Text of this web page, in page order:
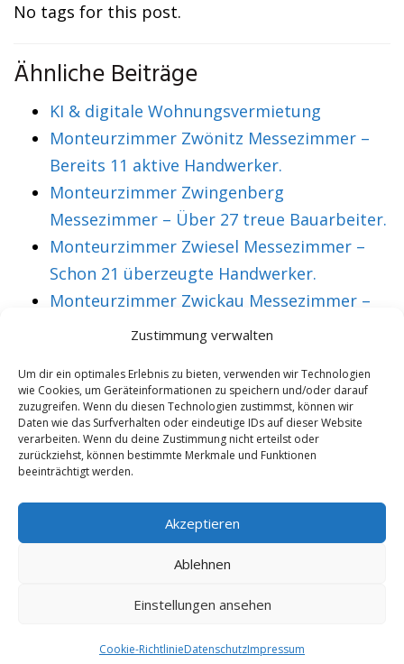
Zustimmung verwalten
Um dir ein optimales Erlebnis zu bieten, verwenden wir Technologien
wie Cookies, um Geräteinformationen zu speichern und/oder darauf
zuzugreifen. Wenn du diesen Technologien zustimmst, können wir
Daten wie das Surfverhalten oder eindeutige IDs auf dieser Website
verarbeiten. Wenn du deine Zustimmung nicht erteilst oder
zurückziehst, können bestimmte Merkmale und Funktionen
beeinträchtigt werden.
Akzeptieren
Ablehnen
Einstellungen ansehen
Cookie-RichtlinieDatenschutzImpressum
No tags for this post.
Ähnliche Beiträge
KI & digitale Wohnungsvermietung
Monteurzimmer Zwönitz Messezimmer –
Bereits 11 aktive Handwerker.
Monteurzimmer Zwingenberg
Messezimmer – Über 27 treue Bauarbeiter.
Monteurzimmer Zwiesel Messezimmer –
Schon 21 überzeugte Handwerker.
Monteurzimmer Zwickau Messezimmer –
Über 36 treue Montagearbeiter.
VORHERIGER ARTIKEL
Monteurzimmer
Offenburg
Messezimmer –
Schon 17 treue
NÄCHSTER ARTIKEL
Monteurzimmer
Ohrdruf
Schon 43 aktive
Copyright 2025/26 - Wohnung mieten |
9.8.2026